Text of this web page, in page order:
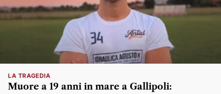
LA TRAGEDIA
Muore a 19 anni in mare a Gallipoli: